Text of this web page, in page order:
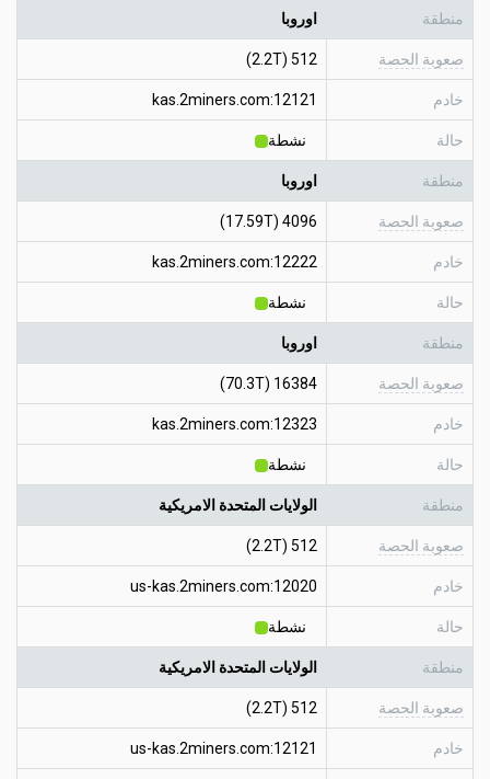
منطقة اوروبا
صعوبة الحصة 512 (2.2T)
خادم kas.2miners.com:12121
حالة نشطة
منطقة اوروبا
صعوبة الحصة 4096 (17.59T)
خادم kas.2miners.com:12222
حالة نشطة
منطقة اوروبا
صعوبة الحصة 16384 (70.3T)
خادم kas.2miners.com:12323
حالة نشطة
منطقة الولايات المتحدة الامريكية
صعوبة الحصة 512 (2.2T)
خادم us-kas.2miners.com:12020
حالة نشطة
منطقة الولايات المتحدة الامريكية
صعوبة الحصة 512 (2.2T)
خادم us-kas.2miners.com:12121